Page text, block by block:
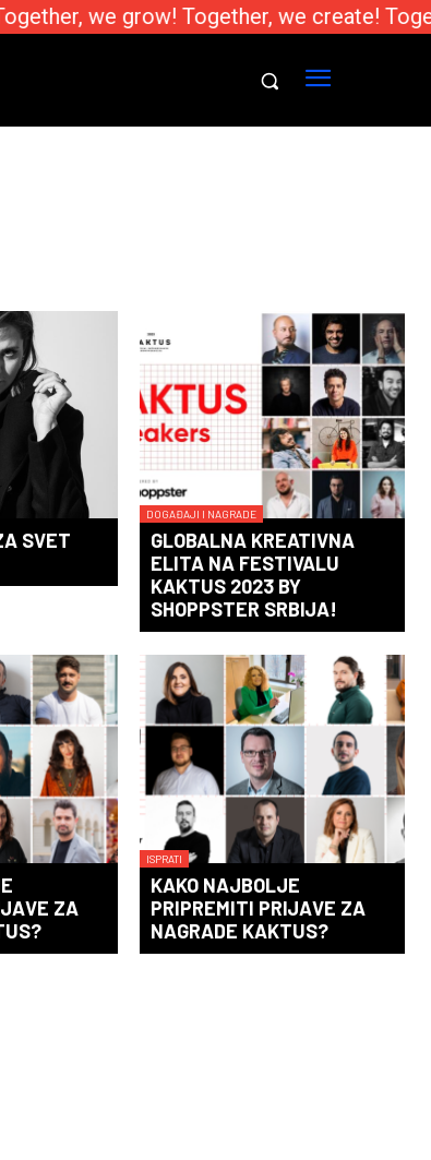
we grow! Together, we create!
SVET
DOGAĐAJI I NAGRADE
GLOBALNA KREATIVNA
ELITA NA FESTIVALU
KAKTUS 2023 BY
SHOPPSTER SRBIJA!
ZA
ISPRATI
KAKO NAJBOLJE
PRIPREMITI PRIJAVE ZA
NAGRADE KAKTUS?